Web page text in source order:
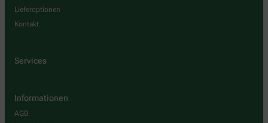
Lieferoptionen
Kontakt
Services
Informationen
AGB